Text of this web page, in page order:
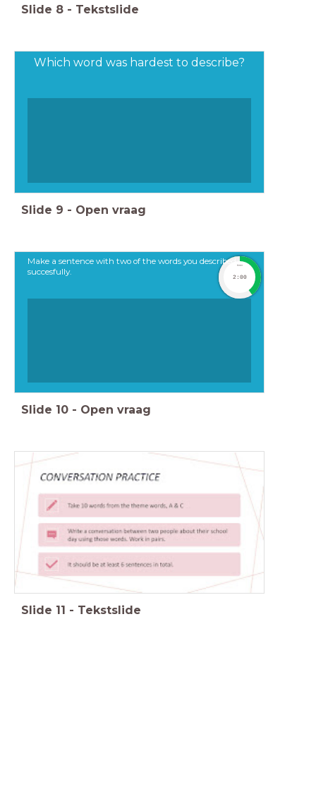
Slide 8 - Tekstslide
Which word was hardest to describe?
Slide 9 - Open vraag
Make a sentence with two of the words you described
succesfully.
timer
2:00
Slide 10 - Open vraag
Slide 11 - Tekstslide